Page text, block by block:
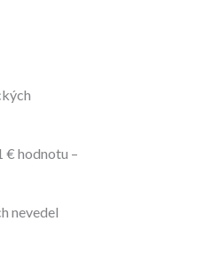
€ hodnotu –
nevedel